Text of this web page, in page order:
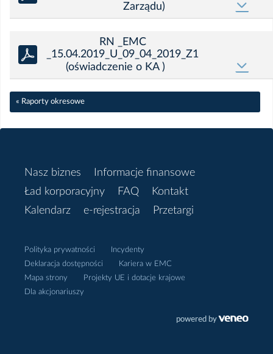
Marzec
Maj
2021
Listopad
Zarządu)
RN _EMC
_15.04.2019_U_09_04_2019_Z1
(oświadczenie o KA )
« Raporty okresowe
Nasz biznes
Informacje finansowe
Ład korporacyjny
FAQ
Kontakt
Kalendarz
e-rejestracja Przetargi
Polityka prywatności
Incydenty
Deklaracja dostępności
Kariera w EMC
Mapa strony
Projekty UE i dotacje krajowe
Dla akcjonariuszy